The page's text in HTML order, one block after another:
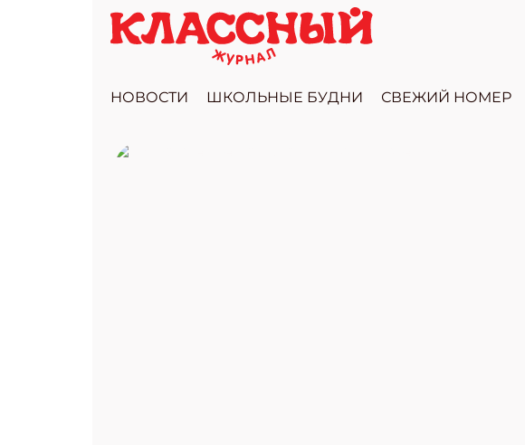
НОВОСТИ ШКОЛЬНЫЕ БУДНИ СВЕЖИЙ НОМЕР